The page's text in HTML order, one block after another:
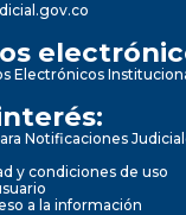
Electrónicos
Notificaciones
y condiciones de uso
a la información